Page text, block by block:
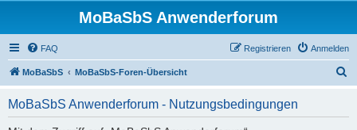
MoBaSbS Anwenderforum
FAQ Anmelden
Registrieren
MoBaSbS MoBaSbS-Foren-Übersicht
MoBaSbS Anwenderforum - Nutzungsbedingungen